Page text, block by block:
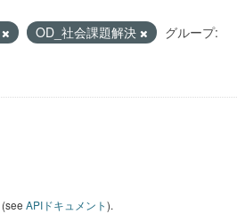
OD_社会課題解決
グループ:
(see APIドキュメント).